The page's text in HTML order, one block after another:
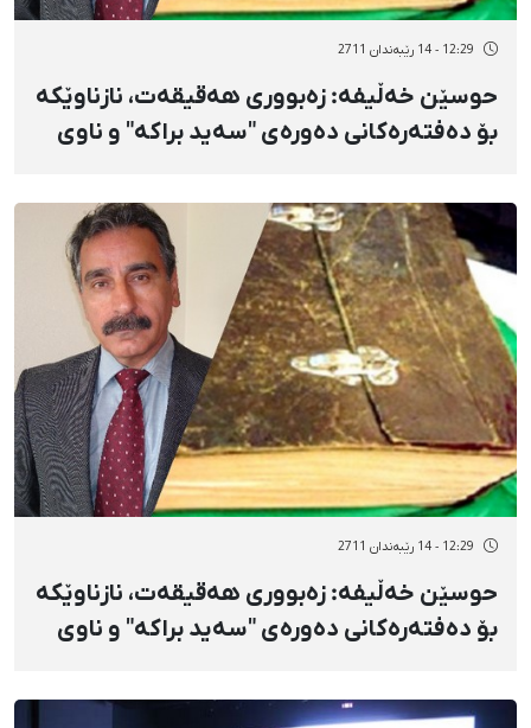
12:29 - 14 رێبەندان 2711
حوسێن خەڵیفە: زەبووری هەقیقەت، نازناوێكە
بۆ دەفتەرەكانی دەورەی "سەید براكە" و ناوی
12:29 - 14 رێبەندان 2711
حوسێن خەڵیفە: زەبووری هەقیقەت، نازناوێكە
بۆ دەفتەرەكانی دەورەی "سەید براكە" و ناوی